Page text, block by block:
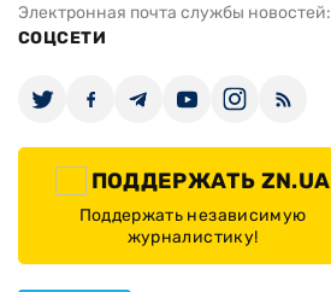
Электронная почта службы новостей:
СОЦСЕТИ
ПОДДЕРЖАТЬ ZN.UA
Поддержать независимую
журналистику!